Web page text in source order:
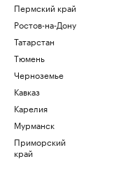
Пермский край
Ростов-на-Дону
Татарстан
Тюмень
Черноземье
Кавказ
Карелия
Мурманск
Приморский
край